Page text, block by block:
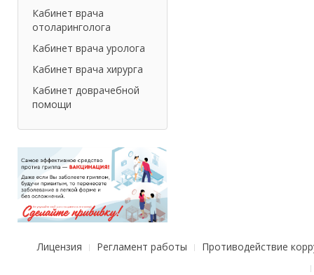
Кабинет врача
отоларинголога
Кабинет врача уролога
Кабинет врача хирурга
Кабинет доврачебной
помощи
Лицензия Регламент работы Противодействие